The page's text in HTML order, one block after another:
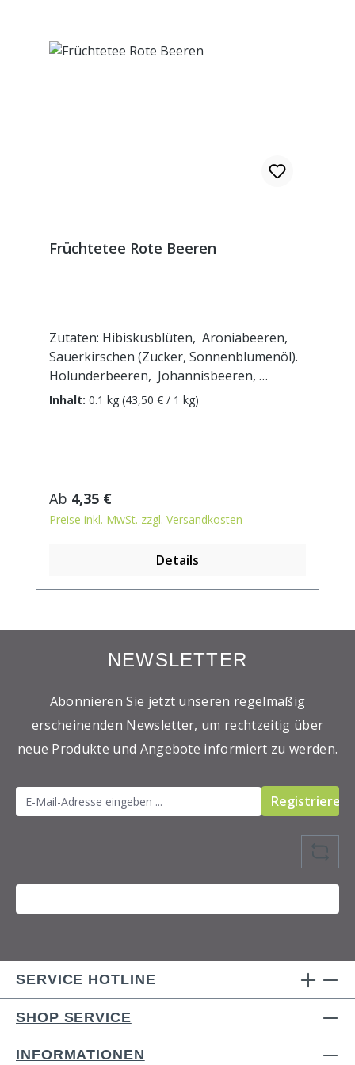
Kohlenhydrate 1,1 g davon: - Zucker 1,1 g
Früchtetee Rote Beeren
Zutaten: Hibiskusblüten, Aroniabeeren,
Sauerkirschen (Zucker, Sonnenblumenöl).
Holunderbeeren, Johannisbeeren,
Heidelbeeren (kann Spuren von
Inhalt: 0.1 kg (43,50 € / 1 kg)
Regulärer Preis:
Ab 4,35 €
Preise inkl. MwSt. zzgl. Versandkosten
Details
NEWSLETTER
Abonnieren Sie jetzt unseren regelmäßig
erscheinenden Newsletter, um rechtzeitig über
neue Produkte und Angebote informiert zu werden.
Registrieren
SERVICE HOTLINE
SHOP SERVICE
INFORMATIONEN